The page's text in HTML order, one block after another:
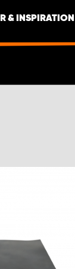
& INSPIRATION